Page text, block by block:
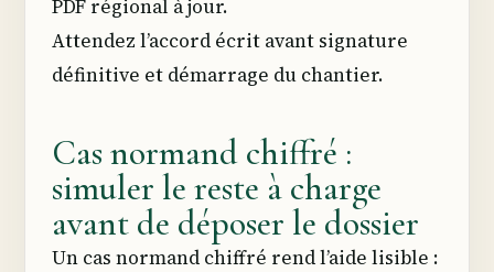
PDF régional à jour.
Attendez l’accord écrit avant signature
définitive et démarrage du chantier.
Cas normand chiffré :
simuler le reste à charge
avant de déposer le dossier
Un cas normand chiffré rend l’aide lisible :